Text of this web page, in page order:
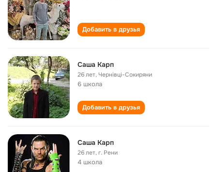
Добавить в друзья
Саша Карп
26 лет,Чернівці-Сокиряни
6 школа
Добавить в друзья
Саша Карп
26 лет,г. Рени
4 школа